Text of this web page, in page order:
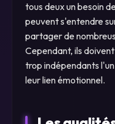
tous deux un besoin
peuvent s'entendre
partager de
Cependant, ils
trop indépendants
leur lien émotionnel.